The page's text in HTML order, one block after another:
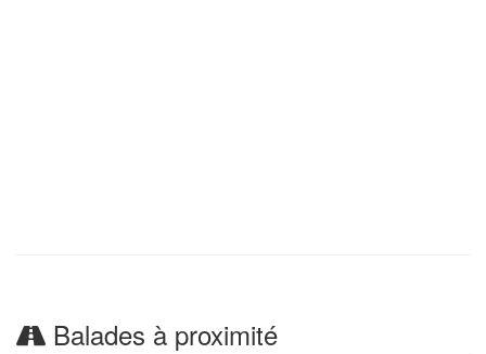
Balades à proximité